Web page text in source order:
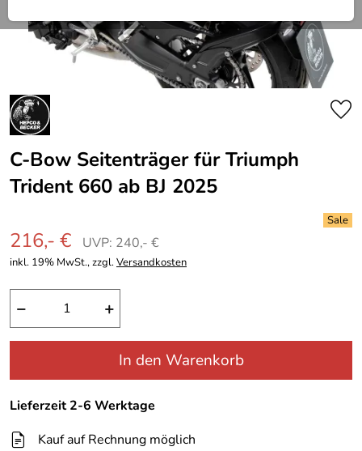
C-Bow Seitenträger für Triumph
Trident 660 ab BJ 2025
216,- € UVP: 240,- €
inkl. 19% MwSt., zzgl.Versandkosten
− +
In den Warenkorb
Lieferzeit 2-6 Werktage
Kauf auf Rechnung möglich